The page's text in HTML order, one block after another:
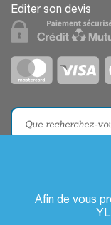
Afin de vous
Editer son devis